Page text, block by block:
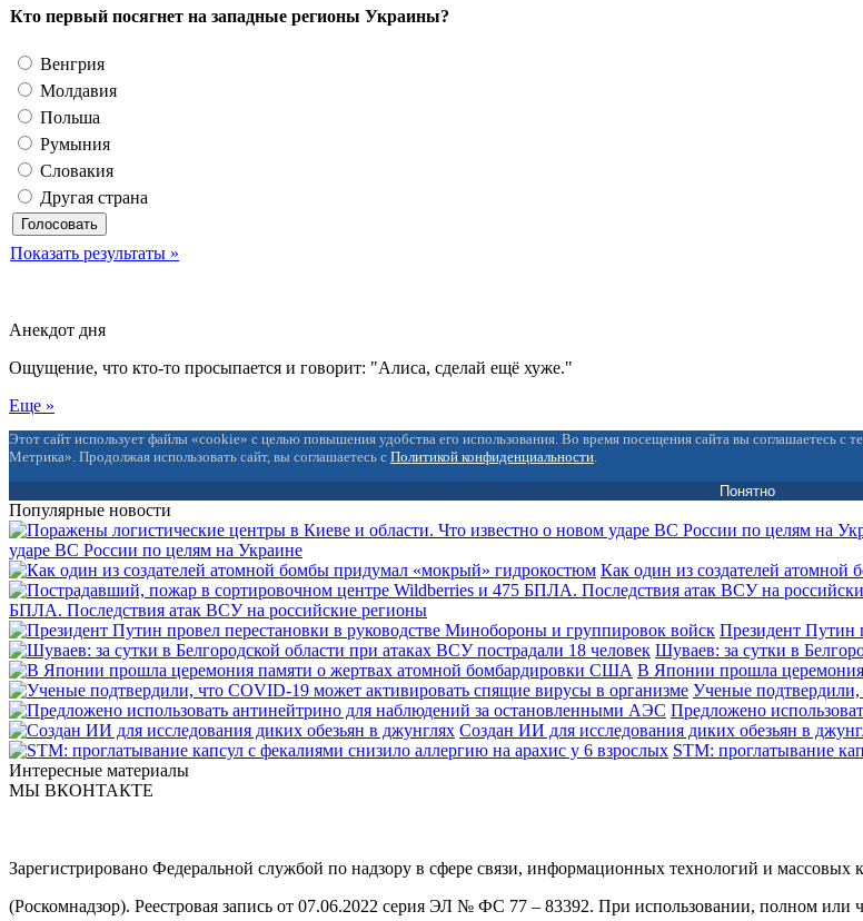
Кто первый посягнет на западные регионы Украины?
Венгрия
Молдавия
Польша
Румыния
Словакия
Другая страна
Показать результаты »
Анекдот дня
Ощущение, что кто-то просыпается и говорит: "Алиса, сделай ещё хуже."
Еще »
Этот сайт использует файлы «cookie» с целью повышения удобства его использования. Во время посещения сайта вы соглашаетесь
Метрика». Продолжая использовать сайт, вы соглашаетесь с Политикой конфиденциальности.
Понятно
Популярные новости
ударе ВС России по целям на Украине
Как один из создателей
БПЛА. Последствия атак ВСУ на российские регионы
Президент Путин
Шуваев: за сутки в
В Японии прошла
Ученые
Предложено
Создан ИИ для исследования диких обезьян в
STM: проглатывание
Интересные материалы
МЫ ВКОНТАКТЕ
Зарегистрировано Федеральной службой по надзору в сфере связи, информационных технологий и массовых
(Роскомнадзор). Реестровая запись от 07.06.2022 серия ЭЛ № ФС 77 – 83392. При использовании, полном или